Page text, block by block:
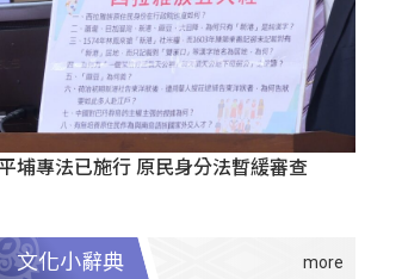
埔專法已施行 原民身分法暫緩審查
文化小辭典